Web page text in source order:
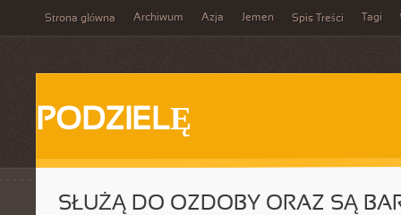
Strona główna Archiwum Azja Jemen Spis Treści Tagi
PODZIELĘ
SŁUŻĄ DO OZDOBY ORAZ SĄ